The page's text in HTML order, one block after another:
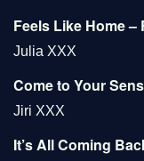
Feels Like Home –
Julia XXX
Come to Your
Jiri XXX
It’s All Coming